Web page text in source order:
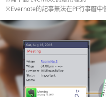
※Evernote的記事無法在PF行事曆中